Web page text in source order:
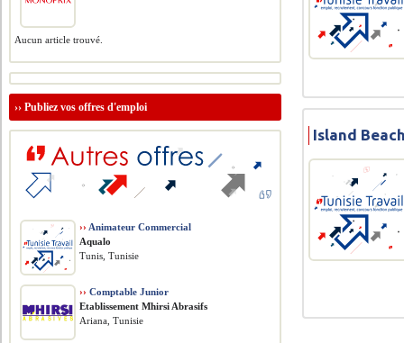
Island
Aucun article trouvé.
››Publiez vos offres d'emploi
›› Animateur Commercial
Aqualo
Tunis, Tunisie
›› Comptable Junior
Etablissement Mhirsi Abrasifs
Ariana, Tunisie